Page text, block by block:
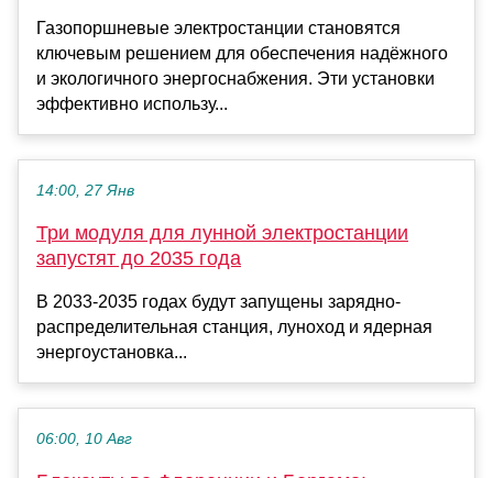
Газопоршневые электростанции становятся
ключевым решением для обеспечения надёжного
и экологичного энергоснабжения. Эти установки
эффективно использу...
14:00, 27 Янв
Три модуля для лунной электростанции
запустят до 2035 года
В 2033-2035 годах будут запущены зарядно-
распределительная станция, луноход и ядерная
энергоустановка...
06:00, 10 Авг